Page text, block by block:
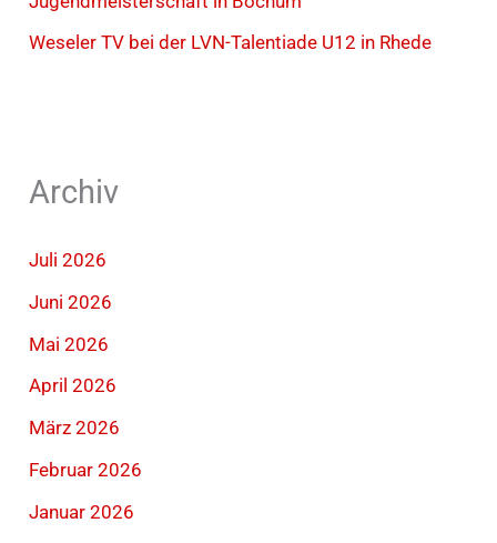
Weseler TV bei der LVN-Talentiade U12 in Rhede
Archiv
Juli 2026
Juni 2026
Mai 2026
April 2026
März 2026
Februar 2026
Januar 2026